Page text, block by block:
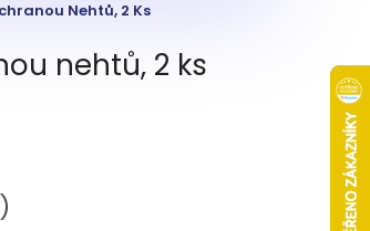
Nehtů, 2 Ks
nehtů, 2 ks